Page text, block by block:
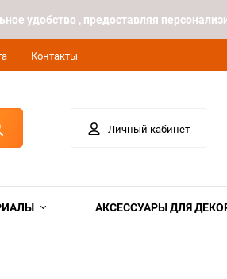
удобство , предоставляя
Контакты
Личный кабинет
АКСЕССУАРЫ ДЛЯ